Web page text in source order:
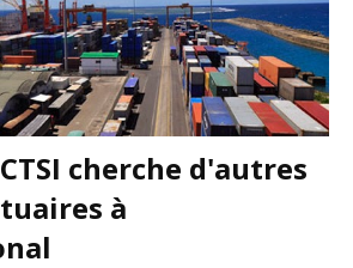
cherche d'autres
à